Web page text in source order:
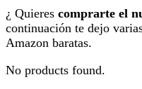
¿ Quieres comprarte el
continuación te dejo
Amazon baratas.
No products found.